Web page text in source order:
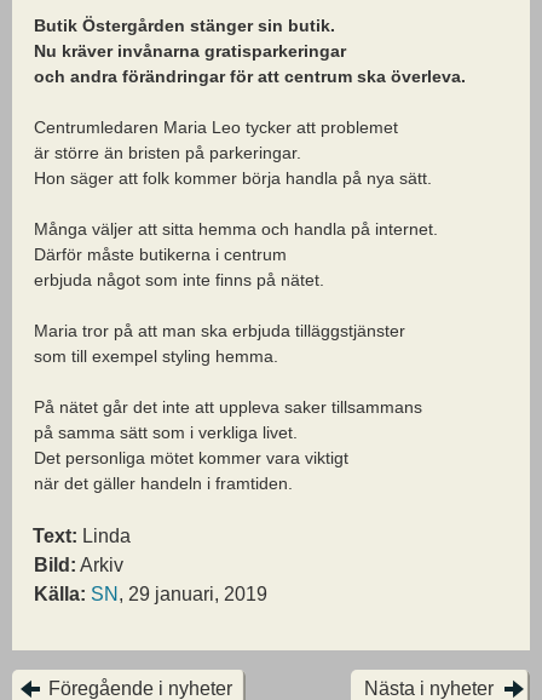
Butik Östergården stänger sin butik.
Nu kräver invånarna gratisparkeringar
och andra förändringar för att centrum ska överleva.
Centrumledaren Maria Leo tycker att problemet
är större än bristen på parkeringar.
Hon säger att folk kommer börja handla på nya sätt.
Många väljer att sitta hemma och handla på internet.
Därför måste butikerna i centrum
erbjuda något som inte finns på nätet.
Maria tror på att man ska erbjuda tilläggstjänster
som till exempel styling hemma.
På nätet går det inte att uppleva saker tillsammans
på samma sätt som i verkliga livet.
Det personliga mötet kommer vara viktigt
när det gäller handeln i framtiden.
Text: Linda
Bild: Arkiv
Källa: SN , 29 januari, 2019
Föregående i nyheter Nästa i nyheter